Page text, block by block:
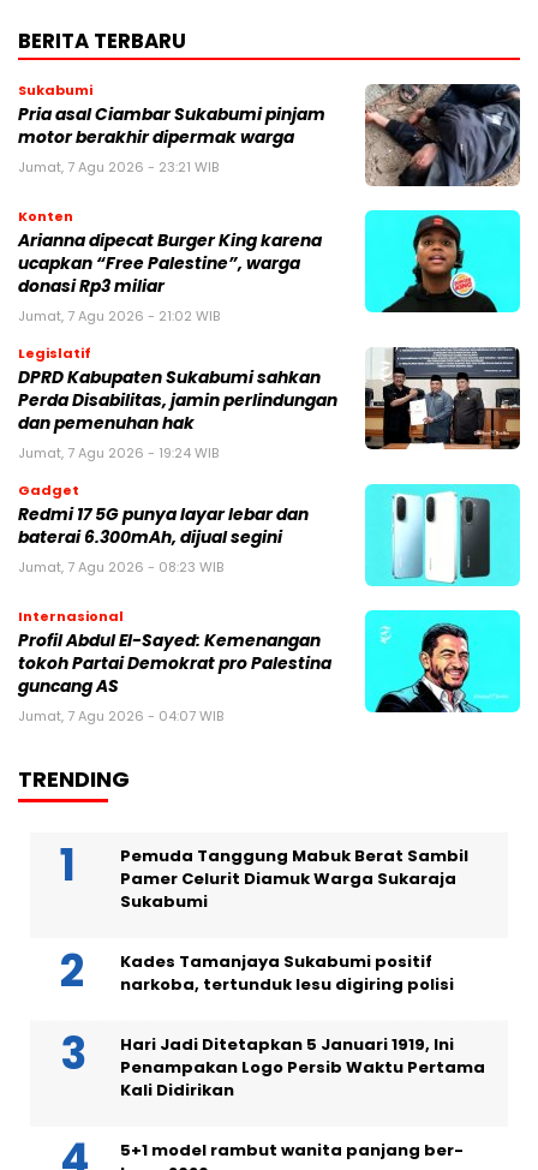
BERITA TERBARU
Sukabumi
Pria asal Ciambar Sukabumi pinjam
motor berakhir dipermak warga
Jumat, 7 Agu 2026 - 23:21 WIB
Konten
Arianna dipecat Burger King karena
ucapkan “Free Palestine”, warga
donasi Rp3 miliar
Jumat, 7 Agu 2026 - 21:02 WIB
Legislatif
DPRD Kabupaten Sukabumi sahkan
Perda Disabilitas, jamin perlindungan
dan pemenuhan hak
Jumat, 7 Agu 2026 - 19:24 WIB
Gadget
Redmi 17 5G punya layar lebar dan
baterai 6.300mAh, dijual segini
Jumat, 7 Agu 2026 - 08:23 WIB
Internasional
Profil Abdul El-Sayed: Kemenangan
tokoh Partai Demokrat pro Palestina
guncang AS
Jumat, 7 Agu 2026 - 04:07 WIB
TRENDING
Pemuda Tanggung Mabuk Berat Sambil
Pamer Celurit Diamuk Warga Sukaraja
Sukabumi
Kades Tamanjaya Sukabumi positif
narkoba, tertunduk lesu digiring polisi
Hari Jadi Ditetapkan 5 Januari 1919, Ini
Penampakan Logo Persib Waktu Pertama
Kali Didirikan
5+1 model rambut wanita panjang ber-